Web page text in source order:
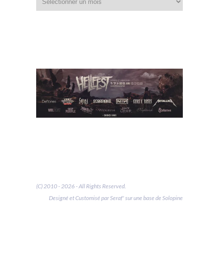
dans
les
(C) 2010 - 2026 - All Rights Reserved.
Designé et Customisé par Seraf' sur une base de Solopine